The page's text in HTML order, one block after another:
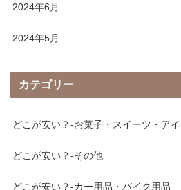
2024年6月
2024年5月
カテゴリー
どこが安い？-お菓子・スイーツ・アイ
どこが安い？-その他
どこが安い？-カー用品・バイク用品